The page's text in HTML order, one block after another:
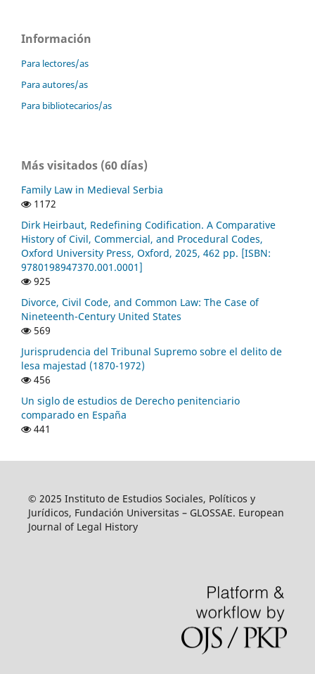
Información
Para lectores/as
Para autores/as
Para bibliotecarios/as
Más visitados (60 días)
Family Law in Medieval Serbia
1172
Dirk Heirbaut, Redefining Codification. A Comparative
History of Civil, Commercial, and Procedural Codes,
Oxford University Press, Oxford, 2025, 462 pp. [ISBN:
9780198947370.001.0001]
925
Divorce, Civil Code, and Common Law: The Case of
Nineteenth-Century United States
569
Jurisprudencia del Tribunal Supremo sobre el delito de
lesa majestad (1870-1972)
456
Un siglo de estudios de Derecho penitenciario
comparado en España
441
© 2025 Instituto de Estudios Sociales, Políticos y
Jurídicos, Fundación Universitas – GLOSSAE. European
Journal of Legal History